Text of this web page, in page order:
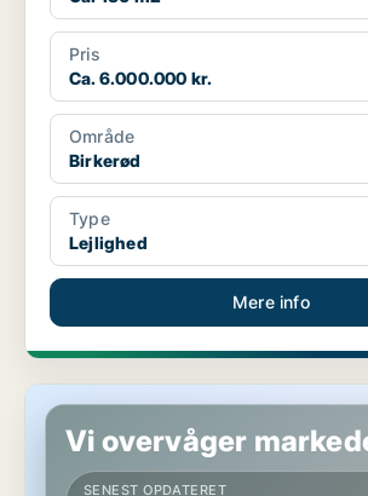
Pris
Ca. 6.000.000 kr.
Område
Birkerød
Type
Lejlighed
Mere info
Lejlighed i Birkerød
Vi overvåger
SENEST OPDATERET